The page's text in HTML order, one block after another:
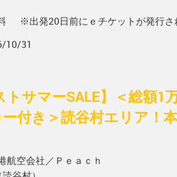
※出発20日前にｅチケットが発行さ
10/31
トサマーSALE】＜総額1
付き＞読谷村エリア！
航空会社／Ｐｅａｃｈ